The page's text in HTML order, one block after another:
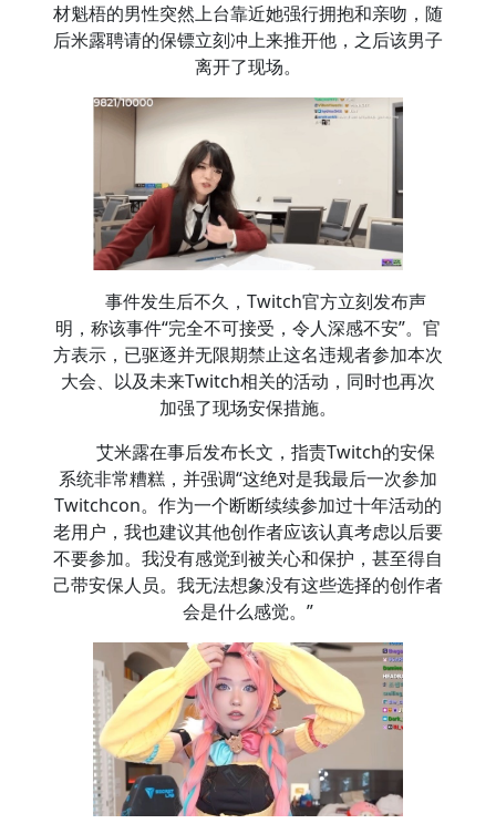
材魁梧的男性突然上台靠近她强行拥抱和亲吻，随
后米露聘请的保镖立刻冲上来推开他，之后该男子
离开了现场。
事件发生后不久，Twitch官方立刻发布声
明，称该事件“完全不可接受，令人深感不安”。官
方表示，已驱逐并无限期禁止这名违规者参加本次
大会、以及未来Twitch相关的活动，同时也再次
加强了现场安保措施。
艾米露在事后发布长文，指责Twitch的安保
系统非常糟糕，并强调“这绝对是我最后一次参加
Twitchcon。作为一个断断续续参加过十年活动的
老用户，我也建议其他创作者应该认真考虑以后要
不要参加。我没有感觉到被关心和保护，甚至得自
己带安保人员。我无法想象没有这些选择的创作者
会是什么感觉。”